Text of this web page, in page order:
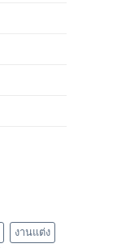
งานแต่ง